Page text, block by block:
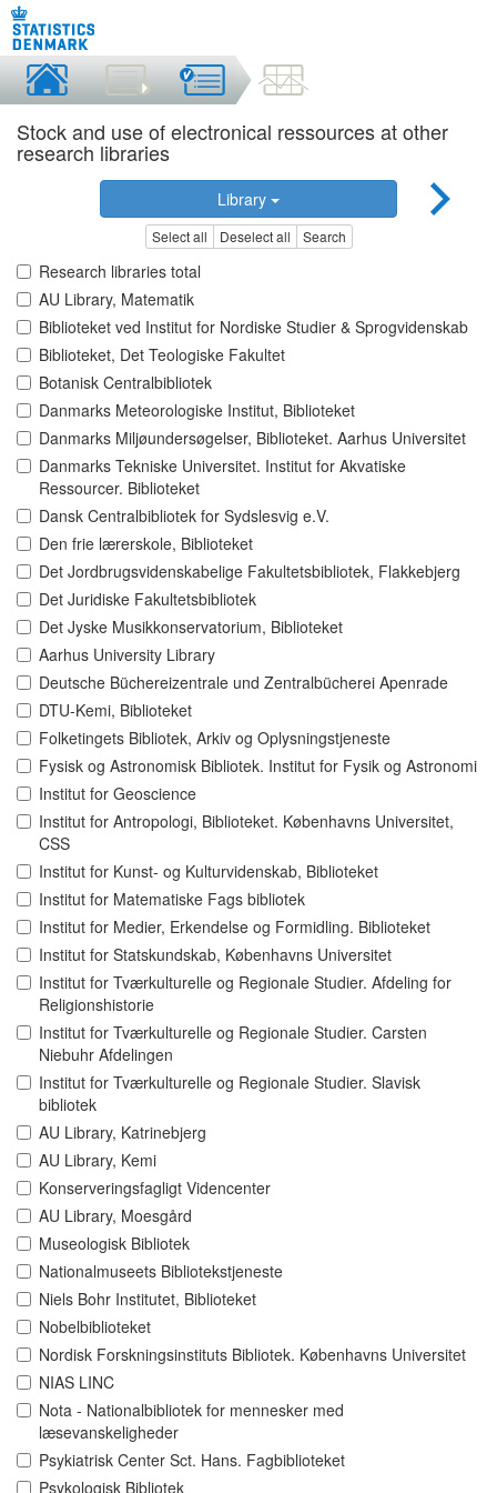
Stock and use of electronical ressources at other
research libraries
Library
Select all Deselect all Search
Research libraries total
AU Library, Matematik
Biblioteket ved Institut for Nordiske Studier & Sprogvidenskab
Biblioteket, Det Teologiske Fakultet
Botanisk Centralbibliotek
Danmarks Meteorologiske Institut, Biblioteket
Danmarks Miljøundersøgelser, Biblioteket. Aarhus Universitet
Danmarks Tekniske Universitet. Institut for Akvatiske
Ressourcer. Biblioteket
Dansk Centralbibliotek for Sydslesvig e.V.
Den frie lærerskole, Biblioteket
Det Jordbrugsvidenskabelige Fakultetsbibliotek, Flakkebjerg
Det Juridiske Fakultetsbibliotek
Det Jyske Musikkonservatorium, Biblioteket
Aarhus University Library
Deutsche Büchereizentrale und Zentralbücherei Apenrade
DTU-Kemi, Biblioteket
Folketingets Bibliotek, Arkiv og Oplysningstjeneste
Fysisk og Astronomisk Bibliotek. Institut for Fysik og Astronomi
Institut for Geoscience
Institut for Antropologi, Biblioteket. Københavns Universitet,
CSS
Institut for Kunst- og Kulturvidenskab, Biblioteket
Institut for Matematiske Fags bibliotek
Institut for Medier, Erkendelse og Formidling. Biblioteket
Institut for Statskundskab, Københavns Universitet
Institut for Tværkulturelle og Regionale Studier. Afdeling for
Religionshistorie
Institut for Tværkulturelle og Regionale Studier. Carsten
Niebuhr Afdelingen
Institut for Tværkulturelle og Regionale Studier. Slavisk
bibliotek
AU Library, Katrinebjerg
AU Library, Kemi
Konserveringsfagligt Videncenter
AU Library, Moesgård
Museologisk Bibliotek
Nationalmuseets Bibliotekstjeneste
Niels Bohr Institutet, Biblioteket
Nobelbiblioteket
Nordisk Forskningsinstituts Bibliotek. Københavns Universitet
NIAS LINC
Nota - Nationalbibliotek for mennesker med
læsevanskeligheder
Psykiatrisk Center Sct. Hans. Fagbiblioteket
Psykologisk Bibliotek